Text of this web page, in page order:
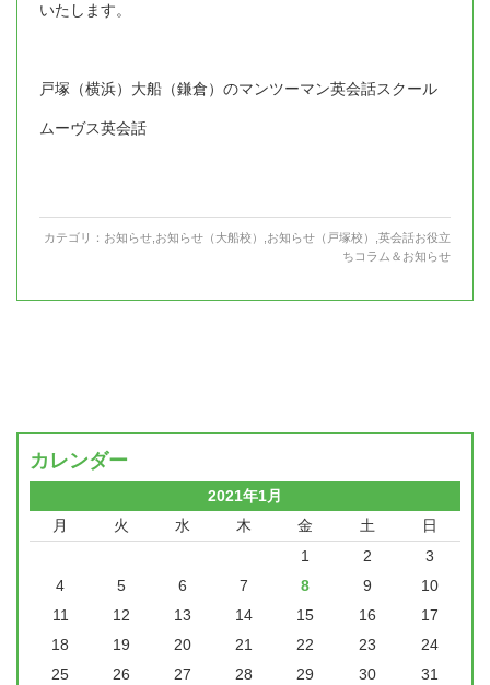
いたします。
戸塚（横浜）大船（鎌倉）のマンツーマン英会話スクール
ムーヴス英会話
カテゴリ： お知らせ お知らせ（大船校） お知らせ（戸塚校）
英会話お役立
ちコラム＆お知らせ
カレンダー
2021年1月
月
火 水 木 金 土 日
1 2
3
4
5 6 7 8 9
10
11
12 13 14 15 16
17
18
19 20 21 22 23
24
25
26 27 28 29 30 31